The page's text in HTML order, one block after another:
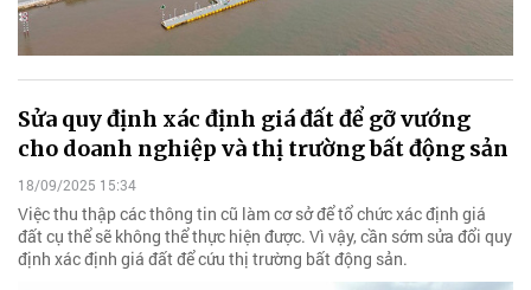
Sửa quy định xác định giá đất để gỡ vướng
cho doanh nghiệp và thị trường bất động sản
18/09/2025 15:34
Việc thu thập các thông tin cũ làm cơ sở để tổ chức xác định giá
đất cụ thể sẽ không thể thực hiện được. Vì vậy, cần sớm sửa đổi quy
định xác định giá đất để cứu thị trường bất động sản.